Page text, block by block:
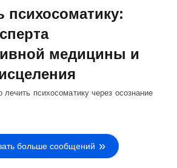
психосоматику:
медицины и
лечить психосоматику через осознание
больше сообщений